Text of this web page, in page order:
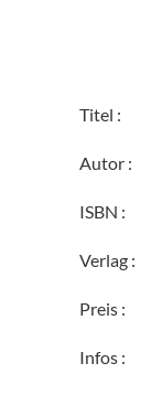
Titel :
Autor :
ISBN :
Verlag :
Preis :
Infos :